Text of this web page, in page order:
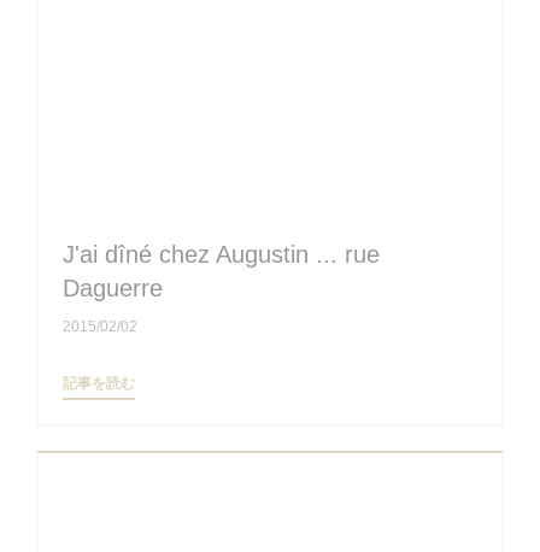
J'ai dîné chez Augustin ... rue
Daguerre
2015/02/02
記事を読む((新しいウィンドウで開きます))